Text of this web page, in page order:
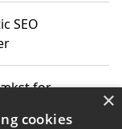
SEO
for
×
cookies